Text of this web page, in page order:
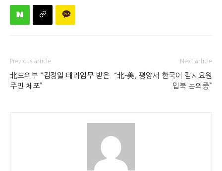
Previous article
北보위부 “김정일 테러임무 받은
주민 체포”
Next article
“北-美, 평양서 한국어 감시요원
입북 논의중”